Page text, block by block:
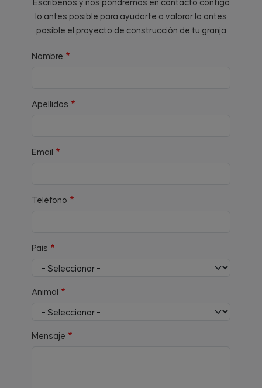
Escríbenos y nos pondremos en contacto contigo
lo antes posible para ayudarte a valorar lo antes
posible el proyecto de construcción de tu granja
Nombre
Apellidos
Email
Teléfono
País
Animal
Mensaje